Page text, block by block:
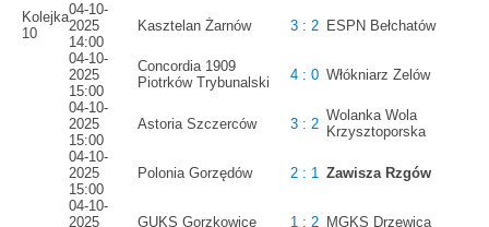
Kolejka
10
04-10-
2025
14:00
Kasztelan Żarnów 3 : 2 ESPN Bełchatów
04-10-
2025
15:00
Concordia 1909
Piotrków Trybunalski
4 : 0 Włókniarz Zelów
04-10-
2025
15:00
Astoria Szczerców 3 : 2
Wolanka Wola
Krzysztoporska
04-10-
2025
15:00
Polonia Gorzędów 2 : 1 Zawisza Rzgów
04-10-
2025
GUKS Gorzkowice 1 : 2 MGKS Drzewica